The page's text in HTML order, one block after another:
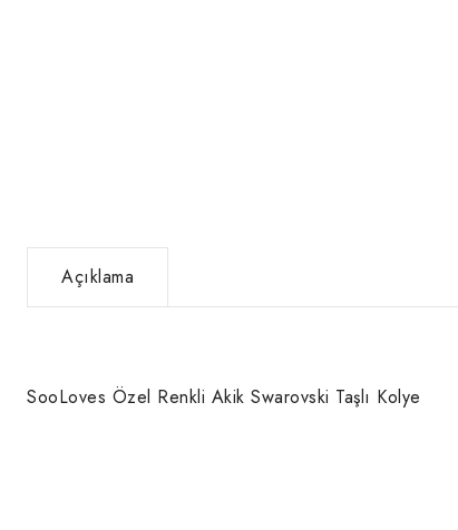
Açıklama
SooLoves Özel Renkli Akik Swarovski Taşlı Kolye